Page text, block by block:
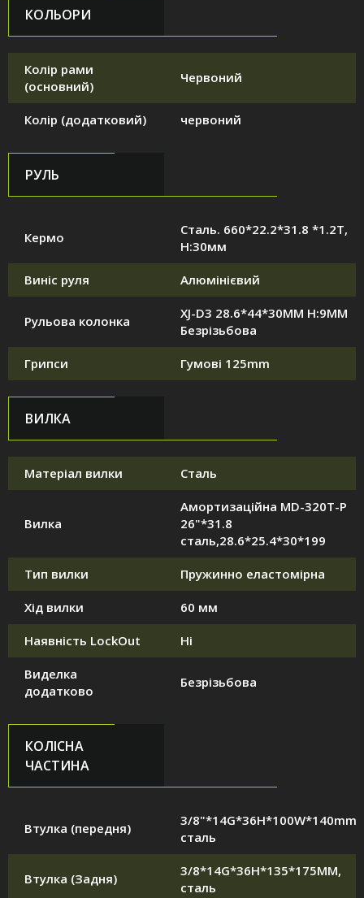
КОЛЬОРИ
Колір рами
(основний)
Червоний
Колір (додатковий) червоний
РУЛЬ
Кермо
Сталь. 660*22.2*31.8 *1.2T,
H:30мм
Виніс руля Алюмінієвий
Рульова колонка
XJ-D3 28.6*44*30MM H:9MM
Безрізьбова
Грипси Гумові 125mm
ВИЛКА
Матеріал вилки Сталь
Вилка
Амортизаційна MD-320T-P
26"*31.8
сталь,28.6*25.4*30*199
Тип вилки Пружинно еластомірна
Хід вилки 60 мм
Наявність LockOut Ні
Виделка
додатково
Безрізьбова
КОЛІСНА
ЧАСТИНА
Втулка (передня)
3/8"*14G*36H*100W*140mm,
сталь
Втулка (Задня)
3/8*14G*36H*135*175MM,
сталь